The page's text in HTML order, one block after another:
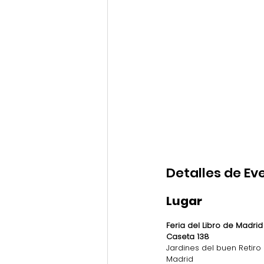
Detalles de
Lugar
Feria del Libro de Madrid
Caseta 138
Jardines del buen Retiro
Madrid